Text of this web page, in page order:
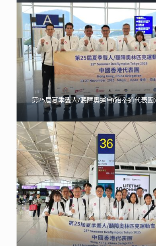
第25屆夏季聾人/聽障奧運會(跆拳道代表團)